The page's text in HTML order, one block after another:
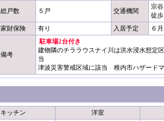
総戸数 ５戸 交通機関
宗
徒
家財保険 有り 入居予定 ６
備考
駐車場2台付き
建物隣のチララウスナイ川は洪水浸水想定
当
津波災害警戒区域に該当 稚内市ハザード
キッチン 洋室